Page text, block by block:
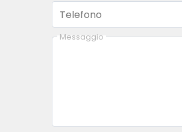
Telefono
Messaggio